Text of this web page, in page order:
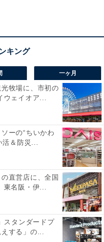
一ヶ月
光牧場に、市初の
ェイオア...
ーの“ちいかわ
＆防災...
直営店に、全国
名阪・伊...
スタンダードプ
する」の...